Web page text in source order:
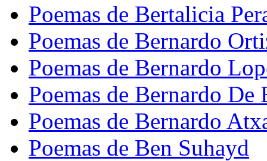
Poemas de Bertalicia
Poemas de Bernardo
Poemas de Bernardo
Poemas de Bernardo De
Poemas de Bernardo
Poemas de Ben Suhayd